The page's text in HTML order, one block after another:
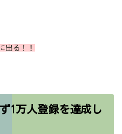
出る！！
1万人登録を達成し